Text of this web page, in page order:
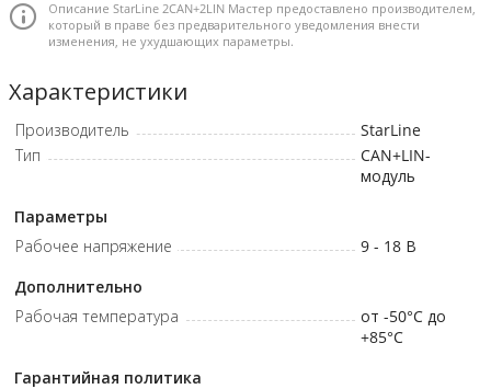
обновляемая библиотека 2CAN+2LIN протоколов
содержит самый полный список автомобилей,
Умный бесключевой обход
Экономьте на покупке дополнительного обходчика или
дубликате ключа, необходимых для реализации функции
автозапуска двигателя. StarLine iKey позволяет
иммобилайзера и запуск двигателя по цифровым шинам
CAN или LIN
Описание StarLine 2CAN+2LIN Мастер предоставлено производителем,
который в праве без предварительного уведомления внести
изменения, не ухудшающих параметры.
Характеристики
Производитель
StarLine
Тип
CAN+LIN-
модуль
Параметры
Рабочее напряжение
9 - 18 В
Дополнительно
Рабочая температура
от -50°C до
+85°C
Гарантийная политика